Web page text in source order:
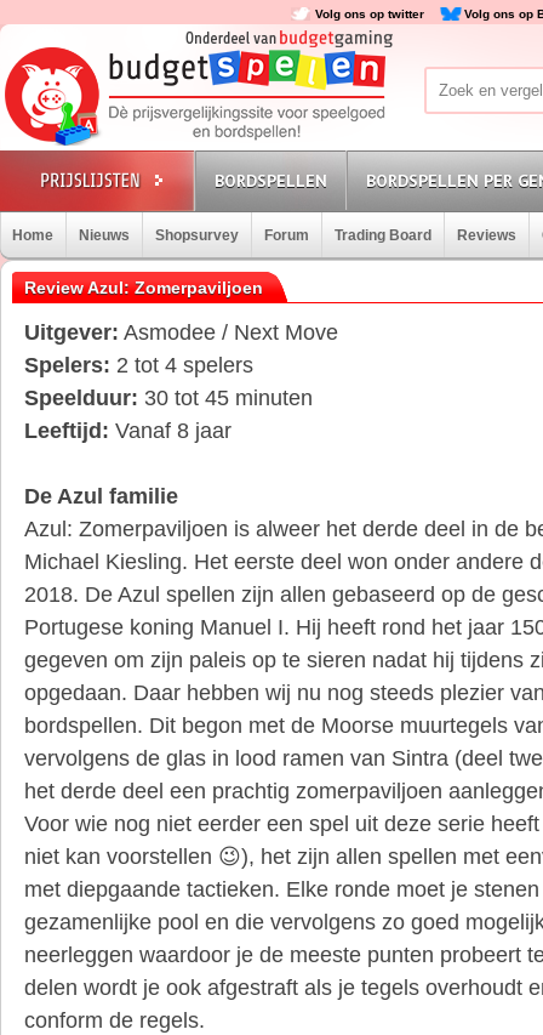
Volg ons op twitter Volg ons op
BORDSPELLEN BORDSPELLEN PER
Home Nieuws Shopsurvey Forum Trading Board Reviews
Review Azul: Zomerpaviljoen
Uitgever: Asmodee / Next Move
Spelers: 2 tot 4 spelers
Speelduur: 30 tot 45 minuten
Leeftijd: Vanaf 8 jaar
De Azul familie
Azul: Zomerpaviljoen is alweer het derde deel in de
Michael Kiesling. Het eerste deel won onder andere
2018. De Azul spellen zijn allen gebaseerd op de
Portugese koning Manuel I. Hij heeft rond het jaar
gegeven om zijn paleis op te sieren nadat hij tijdens
opgedaan. Daar hebben wij nu nog steeds plezier
bordspellen. Dit begon met de Moorse muurtegels
vervolgens de glas in lood ramen van Sintra (deel
het derde deel een prachtig zomerpaviljoen
Voor wie nog niet eerder een spel uit deze serie
niet kan voorstellen 😉), het zijn allen spellen met
met diepgaande tactieken. Elke ronde moet je
gezamenlijke pool en die vervolgens zo goed
neerleggen waardoor je de meeste punten probeert
delen wordt je ook afgestraft als je tegels overhoudt
conform de regels.